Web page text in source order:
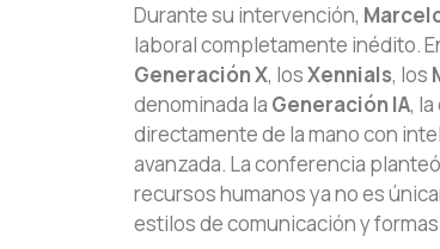
Durante su intervención,
laboral completamente inédito.
Generación X, losXennials, los
denominada la Generación IA,
directamente de la mano con
avanzada. La conferencia
recursos humanos ya no es
estilos de comunicación y